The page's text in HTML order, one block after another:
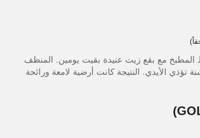
مع بقع زيت عنيدة بقيت يومين. المنظف
الأيدي. النتيجة كانت أرضية لامعة ورائحة